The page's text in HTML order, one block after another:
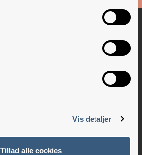
Vis detaljer
Tillad alle cookies